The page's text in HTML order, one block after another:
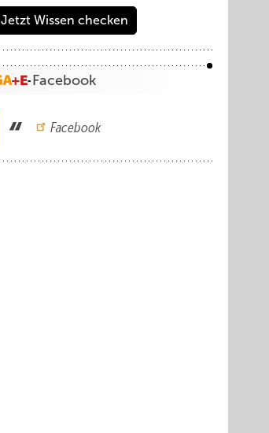
Jetzt Wissen checken
Facebook
Facebook